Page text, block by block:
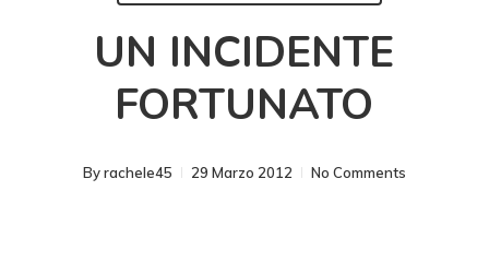
UN INCIDENTE
FORTUNATO
Byrachele45 29 Marzo 2012 No Comments